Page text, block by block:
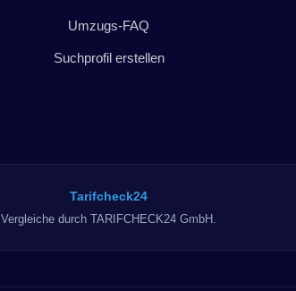
Umzugs-FAQ
Suchprofil erstellen
Tarifcheck24
Vergleiche durch TARIFCHECK24 GmbH.